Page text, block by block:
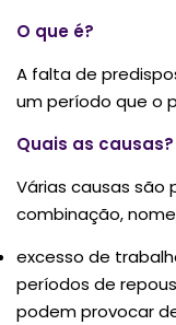
O que é?
A falta de
um período que o
Quais as causas?
Várias causas são
combinação,
excesso de
períodos de
podem provocar